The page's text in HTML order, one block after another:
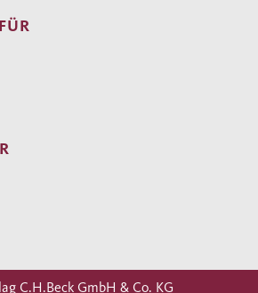
C.H.Beck GmbH & Co. KG